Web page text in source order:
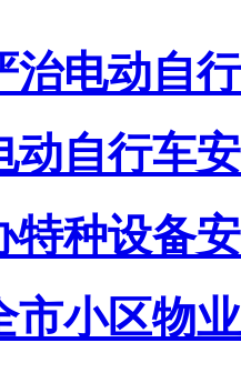
治电动自
动自行车
特种设备
市小区物